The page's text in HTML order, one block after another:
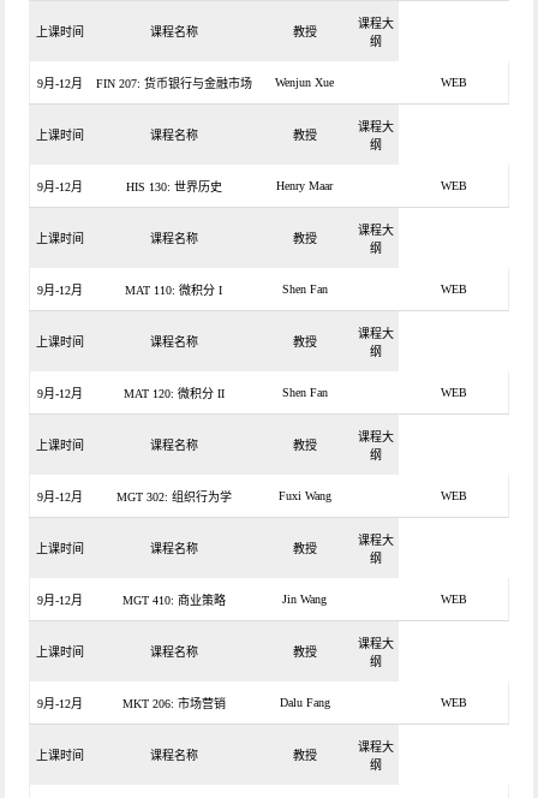
上课时间 课程名称 教授
课程大
纲
9月-12月 FIN 207: 货币银行与金融市场 Wenjun Xue WEB
上课时间 课程名称 教授
课程大
纲
9月-12月 HIS 130: 世界历史 Henry Maar WEB
上课时间 课程名称 教授
课程大
纲
9月-12月 MAT 110: 微积分 I Shen Fan WEB
上课时间 课程名称 教授
课程大
纲
9月-12月 MAT 120: 微积分 II Shen Fan WEB
上课时间 课程名称 教授
课程大
纲
9月-12月 MGT 302: 组织行为学 Fuxi Wang WEB
上课时间 课程名称 教授
课程大
纲
9月-12月 MGT 410: 商业策略 Jin Wang WEB
上课时间 课程名称 教授
课程大
纲
9月-12月 MKT 206: 市场营销 Dalu Fang WEB
上课时间 课程名称 教授
课程大
纲